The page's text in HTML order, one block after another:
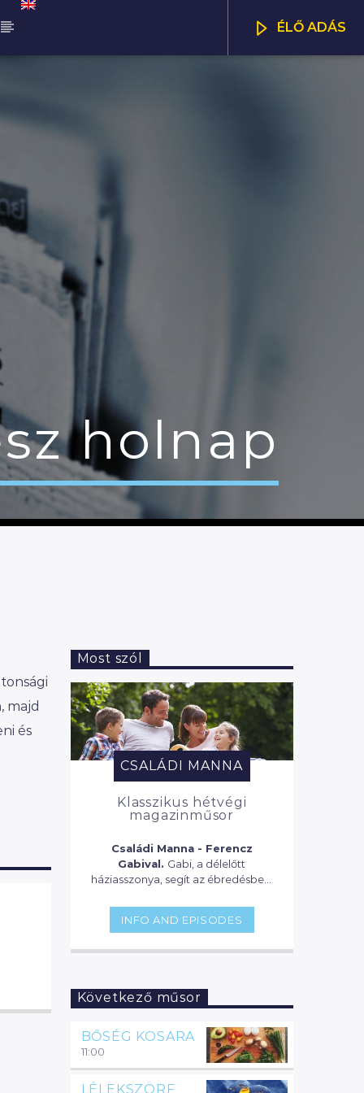
ÉLŐ ADÁS
holnap
majd
és
Most szól
CSALÁDI MANNA
Klasszikus hétvégi
magazinműsor
Családi Manna - Ferencz
Gabival. Gabi, a délelőtt
háziasszonya, segít az ébredésben,
legérdekesebb információkkal,
összedob egy fincsi reggelit, vagy
hogy mit nem szabad kihagyni a
Aztán ha már a gyerekek is fent
vannak, keres nekünk valami
mivel kössük le az örökmozgó
gyermekünket. Hoz néhány jó zenei
újdonságot, koncertet, kiállítást,
színdarabot. 9-től, mikor már
INFO AND EPISODES
Következő műsor
BŐSÉG KOSARA
11:00
LÉLEKSZÖRF